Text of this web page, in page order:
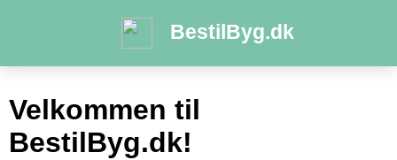
BestilByg.dk
Velkommen til
BestilByg.dk!